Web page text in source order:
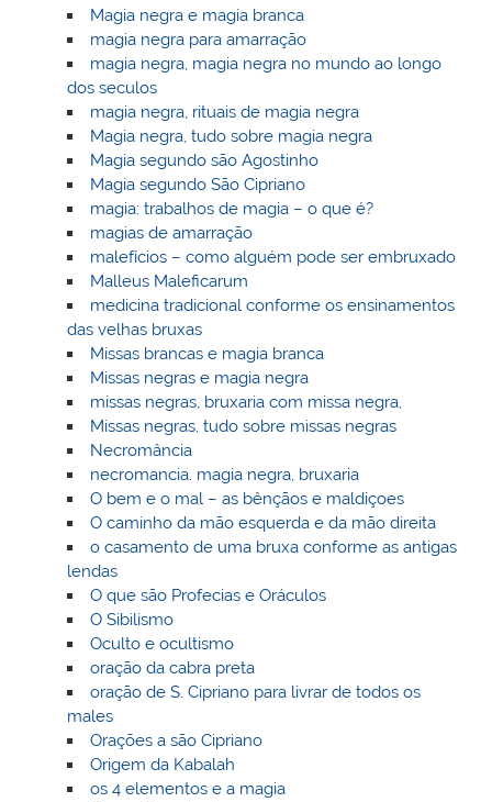
Magia negra e magia branca
magia negra para amarração
magia negra, magia negra no mundo ao longo
dos seculos
magia negra, rituais de magia negra
Magia negra, tudo sobre magia negra
Magia segundo são Agostinho
Magia segundo São Cipriano
magia: trabalhos de magia – o que é?
magias de amarração
malefícios – como alguém pode ser embruxado
Malleus Maleficarum
medicina tradicional conforme os ensinamentos
das velhas bruxas
Missas brancas e magia branca
Missas negras e magia negra
missas negras, bruxaria com missa negra,
Missas negras, tudo sobre missas negras
Necromância
necromancia. magia negra, bruxaria
O bem e o mal – as bênçãos e maldiçoes
O caminho da mão esquerda e da mão direita
o casamento de uma bruxa conforme as antigas
lendas
O que são Profecias e Oráculos
O Sibilismo
Oculto e ocultismo
oração da cabra preta
oração de S. Cipriano para livrar de todos os
males
Orações a são Cipriano
Origem da Kabalah
os 4 elementos e a magia